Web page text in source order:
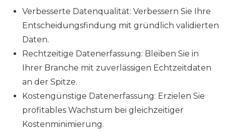
Verbesserte Datenqualität: Verbessern Sie Ihre
Entscheidungsfindung mit gründlich validierten
Daten.
Rechtzeitige Datenerfassung: Bleiben Sie in
Ihrer Branche mit zuverlässigen Echtzeitdaten
an der Spitze.
Kostengünstige Datenerfassung: Erzielen Sie
profitables Wachstum bei gleichzeitiger
Kostenminimierung.